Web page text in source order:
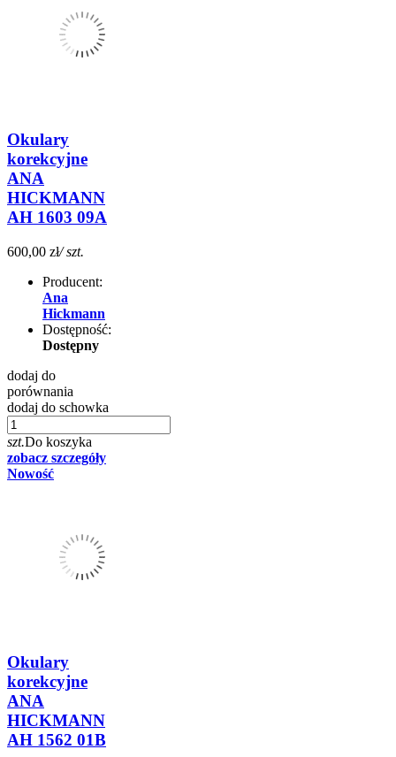
Okulary
korekcyjne
ANA
HICKMANN
AH 1603 09A
600,00 zł/ szt.
Producent:
Ana
Hickmann
Dostępność:
Dostępny
dodaj do
porównania
dodaj do schowka
szt.Do koszyka
zobacz szczegóły
Nowość
Okulary
korekcyjne
ANA
HICKMANN
AH 1562 01B